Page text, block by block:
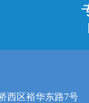
西区裕华东路7号